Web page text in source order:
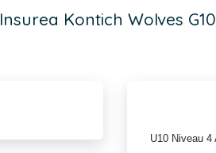
Insurea Kontich Wolves
U10 Niveau 4